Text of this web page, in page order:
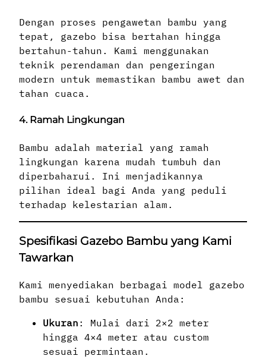
Dengan proses pengawetan bambu yang
tepat, gazebo bisa bertahan hingga
bertahun-tahun. Kami menggunakan
teknik perendaman dan pengeringan
modern untuk memastikan bambu awet dan
tahan cuaca.
4. Ramah Lingkungan
Bambu adalah material yang ramah
lingkungan karena mudah tumbuh dan
diperbaharui. Ini menjadikannya
pilihan ideal bagi Anda yang peduli
terhadap kelestarian alam.
Spesifikasi Gazebo Bambu yang Kami
Tawarkan
Kami menyediakan berbagai model gazebo
bambu sesuai kebutuhan Anda:
Ukuran : Mulai dari 2×2 meter
hingga 4×4 meter atau custom
sesuai permintaan.